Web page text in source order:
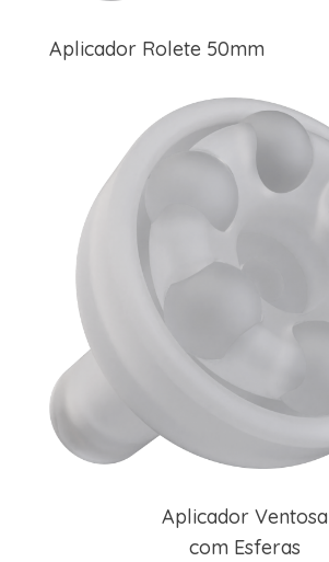
Aplicador Rolete 50mm
Aplicador Ventosa
com Esferas